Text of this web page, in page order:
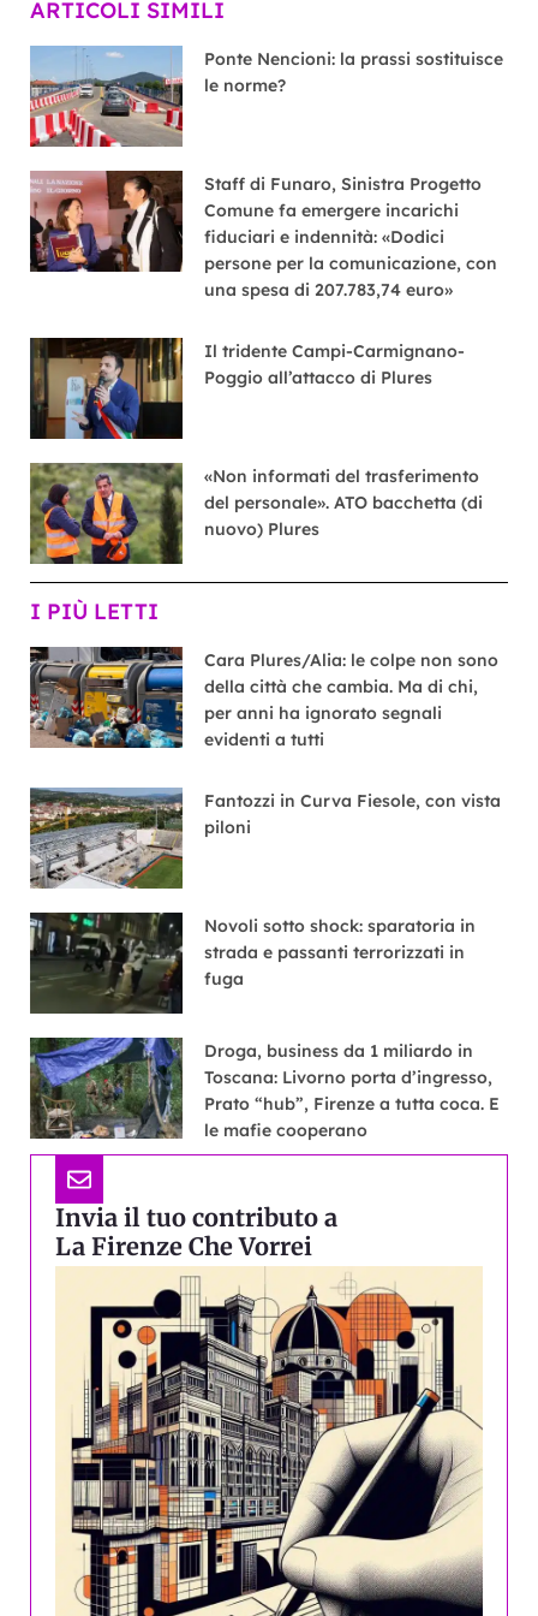
ARTICOLI SIMILI
Ponte Nencioni: la prassi sostituisce
le norme?
Staff di Funaro, Sinistra Progetto
Comune fa emergere incarichi
fiduciari e indennità: «Dodici
persone per la comunicazione, con
una spesa di 207.783,74 euro»
Il tridente Campi-Carmignano-
Poggio all’attacco di Plures
«Non informati del trasferimento
del personale». ATO bacchetta (di
nuovo) Plures
I PIÙ LETTI
Cara Plures/Alia: le colpe non sono
della città che cambia. Ma di chi,
per anni ha ignorato segnali
evidenti a tutti
Fantozzi in Curva Fiesole, con vista
piloni
Novoli sotto shock: sparatoria in
strada e passanti terrorizzati in
fuga
Droga, business da 1 miliardo in
Toscana: Livorno porta d’ingresso,
Prato “hub”, Firenze a tutta coca. E
le mafie cooperano
Invia il tuo contributo a
La Firenze Che Vorrei